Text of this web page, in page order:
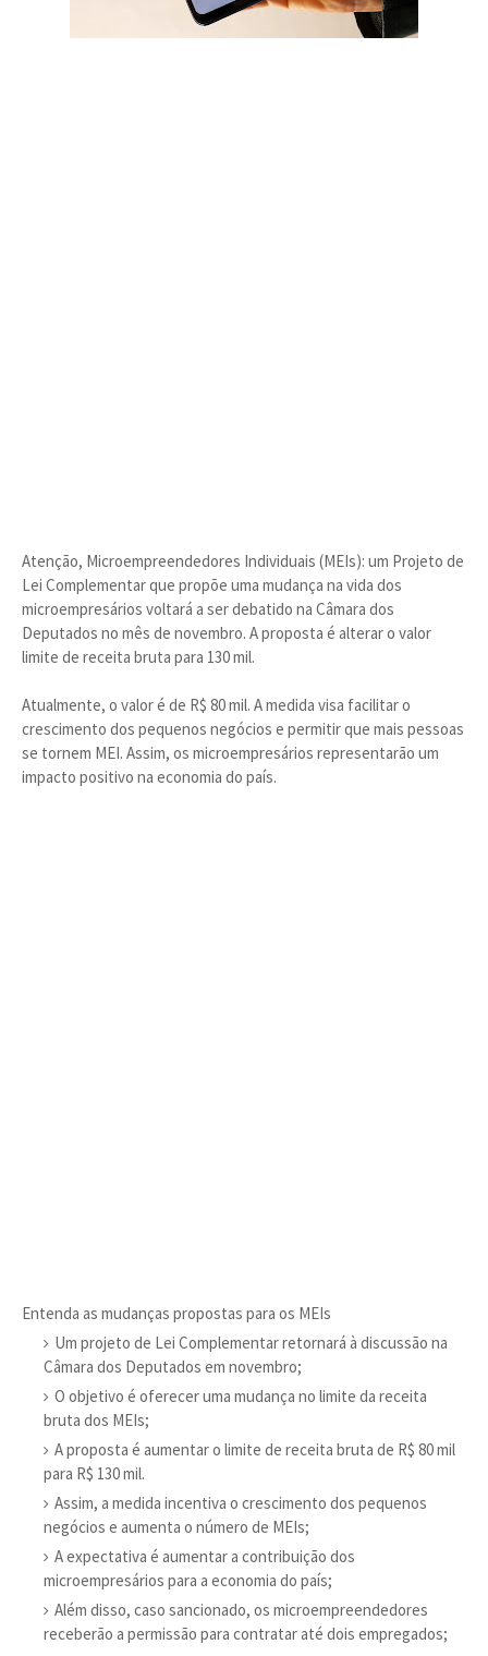
Atenção, Microempreendedores Individuais (MEIs): um Projeto de
Lei Complementar que propõe uma mudança na vida dos
microempresários voltará a ser debatido na Câmara dos
Deputados no mês de novembro. A proposta é alterar o valor
limite de receita bruta para 130 mil.
Atualmente, o valor é de R$ 80 mil. A medida visa facilitar o
crescimento dos pequenos negócios e permitir que mais pessoas
se tornem MEI. Assim, os microempresários representarão um
impacto positivo na economia do país.
Entenda as mudanças propostas para os MEIs
Um projeto de Lei Complementar retornará à discussão na
Câmara dos Deputados em novembro;
O objetivo é oferecer uma mudança no limite da receita
bruta dos MEIs;
A proposta é aumentar o limite de receita bruta de R$ 80 mil
para R$ 130 mil.
Assim, a medida incentiva o crescimento dos pequenos
negócios e aumenta o número de MEIs;
A expectativa é aumentar a contribuição dos
microempresários para a economia do país;
Além disso, caso sancionado, os microempreendedores
receberão a permissão para contratar até dois empregados;